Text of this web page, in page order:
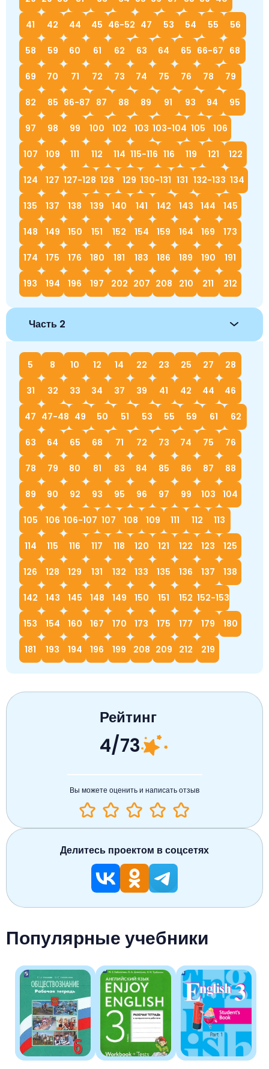
41 42 44 45 46-52 47 53 54 55 56
58 59 60 61 62 63 64 65 66-67 68
69 70 71 72 73 74 75 76 78 79
82 85 86-87 87 88 89 91 93 94 95
97 98 99 100 102 103 103-104 105 106
107 109 111 112 114 115-116 116 119 121 122
124 127 127-128 128 129 130-131 131 132-133 134
135 137 138 139 140 141 142 143 144 145
148 149 150 151 152 154 159 164 169 173
174 175 176 180 181 183 186 189 190 191
193 194 196 197 202 207 208 210 211 212
Часть 2
5 8 10 12 14 22 23 25 27 28
31 32 33 34 37 39 41 42 44 46
47 47-48 49 50 51 53 55 59 61 62
63 64 65 68 71 72 73 74 75 76
78 79 80 81 83 84 85 86 87 88
89 90 92 93 95 96 97 99 103 104
105 106 106-107 107 108 109 111 112 113
114 115 116 117 118 120 121 122 123 125
126 128 129 131 132 133 135 136 137 138
142 143 145 148 149 150 151 152 152-153
153 154 160 167 170 173 175 177 179 180
181 193 194 196 199 208 209 212 219
Популярные учебники
Рейтинг
4/73
Вы можете оценить и написать отзыв
Делитесь проектом в соцсетях